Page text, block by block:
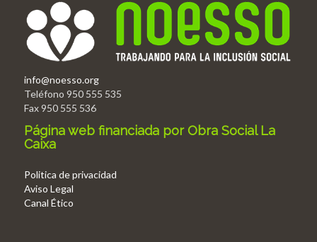
info@noesso.org
Teléfono 950 555 535
Fax 950 555 536
Página web financiada por Obra Social La
Caixa
Politica de privacidad
Aviso Legal
Canal Ético